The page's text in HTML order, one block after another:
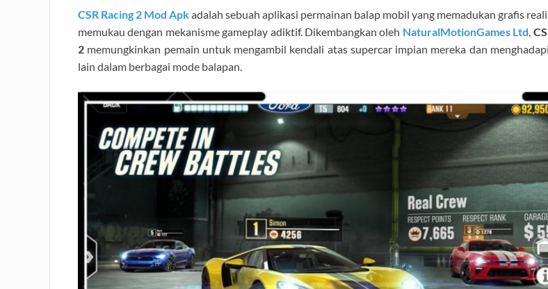
CSR Racing 2 Mod Apkadalah sebuah aplikasi permainan balap mobil yang memadukan grafis
memukau dengan mekanisme gameplay adiktif. Dikembangkan oleh NaturalMotionGames Ltd,
2 memungkinkan pemain untuk mengambil kendali atas supercar impian mereka dan
lain dalam berbagai mode balapan.